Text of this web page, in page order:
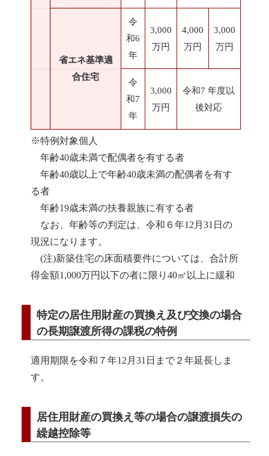
省エネ基準適
合住宅
令
和6
年
3,000
万円
4,000
万円
3,000
万円
令
和7
年
3,000
万円
令和7 年度以
後対応
※特例対象個人
年齢40歳未満で配偶者を有する者
年齢40歳以上で年齢40歳未満の配偶者を有す
る者
年齢19歳未満の扶養親族に有する者
なお、年齢等の判定は、令和６年12月31日の
現況になります。
(注)新築住宅の床面積要件については、合計所
得金額1,000万円以下の者に限り40㎡以上に緩和
特定の居住用財産の買換え及び交換の場合
の長期譲渡所得の課税の特例
適用期限を令和７年12月31日まで２年延長しま
す。
居住用財産の買換え等の場合の譲渡損失の
繰越控除等